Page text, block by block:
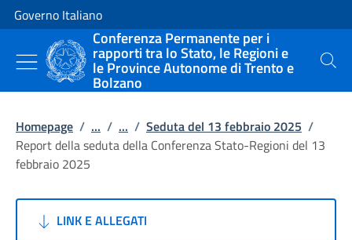
Vai al contenuto
Vai alla navigazione del sito
Governo Italiano
Conferenza Permanente per i
rapporti tra lo Stato, le Regioni e
le Province Autonome di Trento e
Bolzano
Cerca
Homepage / ... / ... / Seduta del 13 febbraio 2025 /
Report della seduta della Conferenza Stato-Regioni del 13
febbraio 2025
LINK E ALLEGATI